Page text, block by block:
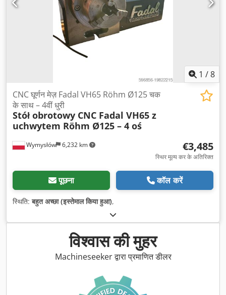
1 /8
Wymysłów 6,232 km
CNC घूर्णन मेज़ Fadal VH65 Röhm Ø125 चक
के साथ – 4वीं धुरी
Stół obrotowy CNC Fadal VH65 z
uchwytem Röhm Ø125 – 4 oś
€3,485
स्थिर मूल्य कर के अतिरिक्त
पूछना कॉल करें
स्थिति:बहुत अच्छा (इस्तेमाल किया हुआ),
विश्वास की मुहर
Machineseeker द्वारा प्रमाणित डीलर